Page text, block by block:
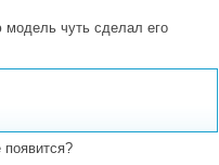
модель чуть сделал его